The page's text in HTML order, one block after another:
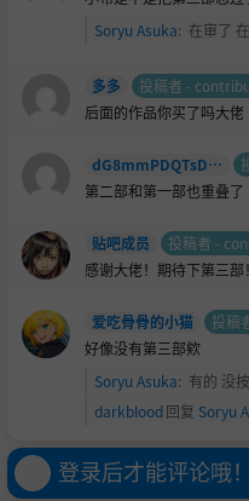
Soryu Asuka: 在审了
多多 投稿者 -
后面的作品你买了吗大佬
dG8mmPDQTsDmHqaJ
第二部和第一部也重叠了
贴吧成员 投稿者 -
感谢大佬！期待下第三部！
爱吃骨骨的小猫 投稿
好像没有第三部欸
Soryu Asuka: 有的 没
darkblood回复 Soryu
登录后才能评论哦！